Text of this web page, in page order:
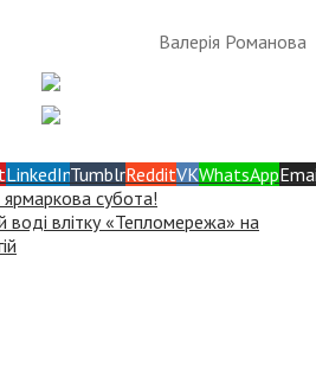
Валерія Романова
LinkedInTumblrRedditVKWhatsApp
субота!
воді влітку «Тепломережа» на